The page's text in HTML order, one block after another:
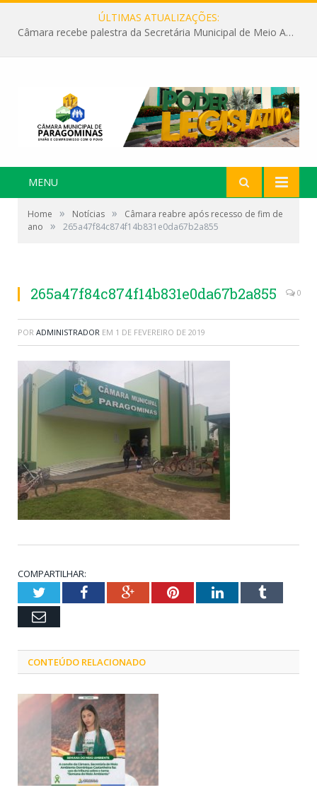
ÚLTIMAS ATUALIZAÇÕES:
Câmara recebe palestra da Secretária Municipal de Meio Ambiente sobre as ações da “SEMANA DO MEIO AMBIENTE”
MENU
Home » Notícias »
Câmara reabre após recesso de fim de
ano
» 265a47f84c874f14b831e0da67b2a855
265a47f84c874f14b831e0da67b2a855 0
POR ADMINISTRADOR EM 1 DE FEVEREIRO DE 2019
COMPARTILHAR:
TwitterFacebookGoogle+PinterestLinkedInTumblr
Email
CONTEÚDO RELACIONADO